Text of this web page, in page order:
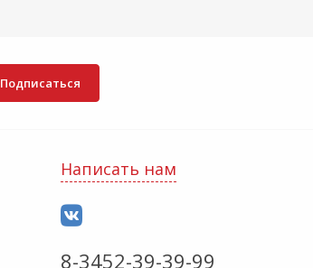
Подписаться
Написать нам
8-3452-39-39-99